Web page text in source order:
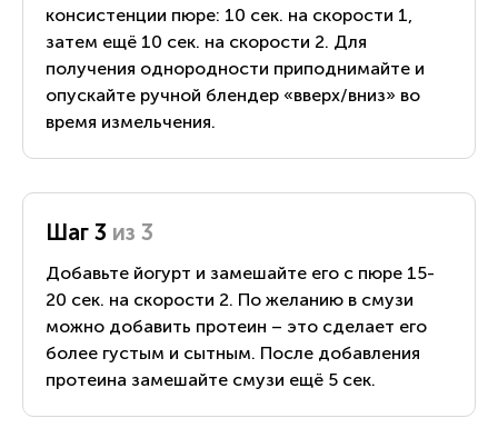
консистенции пюре: 10 сек. на скорости 1,
затем ещё 10 сек. на скорости 2. Для
получения однородности приподнимайте и
опускайте ручной блендер «вверх/вниз» во
время измельчения.
Шаг 3 из 3
Добавьте йогурт и замешайте его с пюре 15-
20 сек. на скорости 2. По желанию в смузи
можно добавить протеин – это сделает его
более густым и сытным. После добавления
протеина замешайте смузи ещё 5 сек.